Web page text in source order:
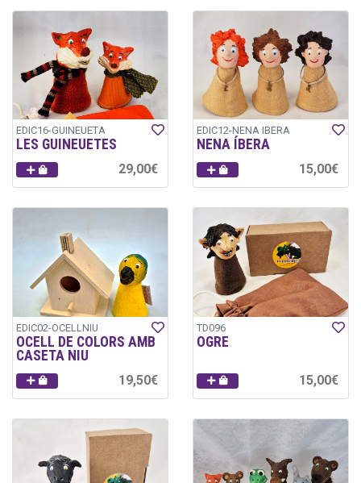
EDIC16-GUINEUETA
LES GUINEUETES
29,00€
EDIC12-NENA IBERA
NENA ÍBERA
15,00€
EDIC02-OCELLNIU
OCELL DE COLORS AMB
CASETA NIU
19,50€
TD096
OGRE
15,00€